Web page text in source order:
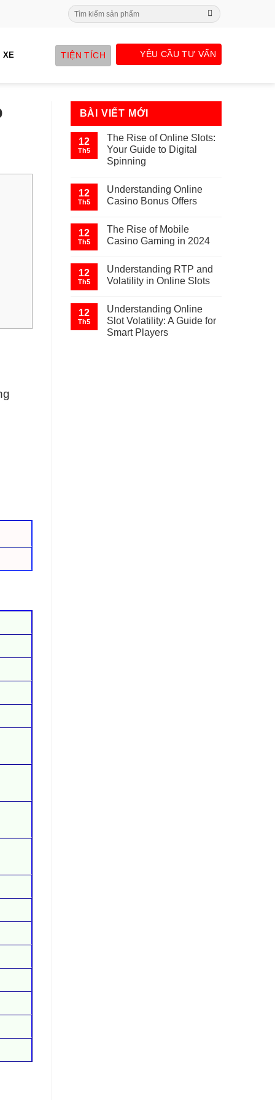
Search
for:
XE TIỆN TÍCH YÊU CẦU TƯ VẤN
BÀI VIẾT MỚI
12
Th5
The Rise of Online Slots:
Your Guide to Digital
Spinning
12
Th5
Understanding Online
Casino Bonus Offers
12
Th5
The Rise of Mobile
Casino Gaming in 2024
12
Th5
Understanding RTP and
Volatility in Online Slots
12
Th5
Understanding Online
Slot Volatility: A Guide for
Smart Players